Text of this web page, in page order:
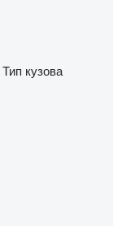
Тип кузова